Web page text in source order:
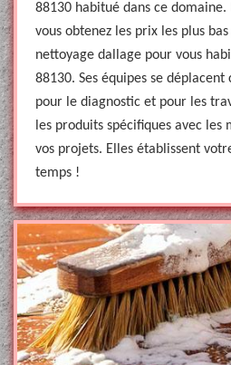
88130 habitué dans ce domaine.
vous obtenez les prix les plus
nettoyage dallage pour vous
88130. Ses équipes se
pour le diagnostic et pour les
les produits spécifiques avec
vos projets. Elles établissent
temps !